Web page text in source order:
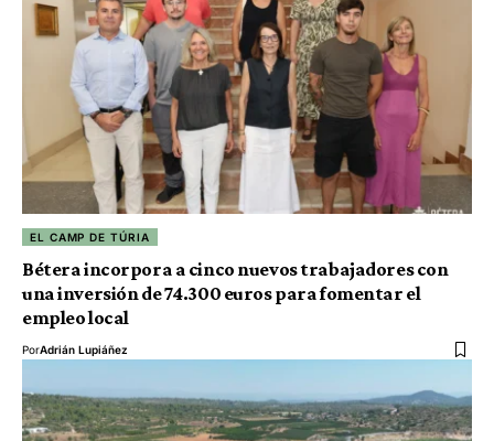
EL CAMP DE TÚRIA
Bétera incorpora a cinco nuevos trabajadores con
una inversión de 74.300 euros para fomentar el
empleo local
PorAdrián Lupiáñez